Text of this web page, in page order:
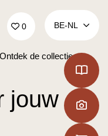
0 BE‑NL
Ontdek de collecties
jouw